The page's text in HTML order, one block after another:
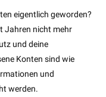
eigentlich geworden?
Jahren nicht mehr
und deine
Konten sind wie
und
werden.